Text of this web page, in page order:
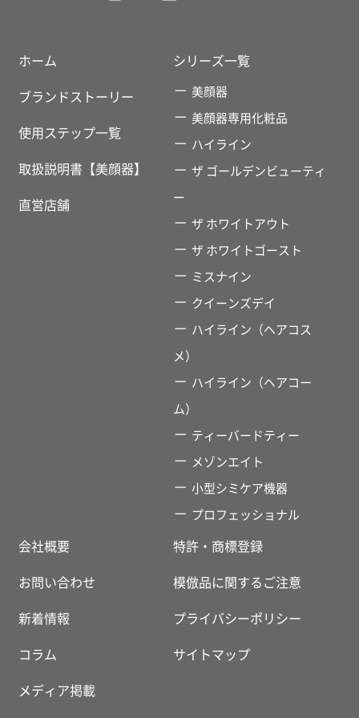
ホーム
ブランドストーリー
使用ステップ一覧
取扱説明書【美顔器】
直営店舗
シリーズ一覧
美顔器
美顔器専用化粧品
ハイライン
ザ ゴールデンビューティ
ー
ザ ホワイトアウト
ザ ホワイトゴースト
ミスナイン
クイーンズデイ
ハイライン（ヘアコス
メ）
ハイライン（ヘアコー
ム）
ティーバードティー
メゾンエイト
小型シミケア機器
プロフェッショナル
会社概要
お問い合わせ
新着情報
コラム
メディア掲載
特許・商標登録
模倣品に関するご注意
プライバシーポリシー
サイトマップ